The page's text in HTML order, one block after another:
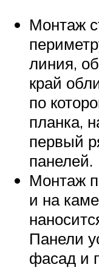
Монтаж
линия,
край
по
планка,
первый
панелей.
Монтаж
и на
Панели
фасад и